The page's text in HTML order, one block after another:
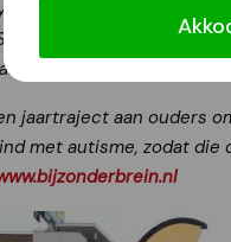
klachten in hun
om zo aandacht
door via
jaartraject aan ouders
met autisme, zodat die